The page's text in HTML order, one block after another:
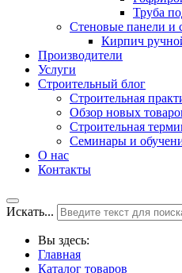
Труба
Стеновые панели и
Кирпич
Производители
Услуги
Строительный блог
Строительная
Обзор новых
Строительная
Семинары и
О нас
Контакты
Искать...
Вы здесь:
Главная
Каталог товаров